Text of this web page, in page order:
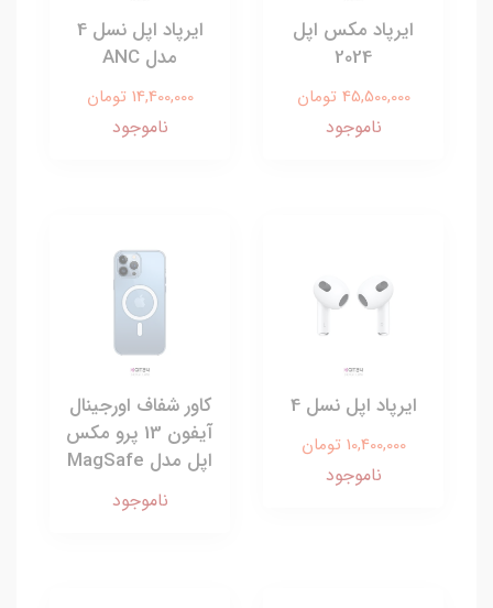
ایرپاد مکس اپل
2024
45,500,000 تومان
ناموجود
ایرپاد اپل نسل 4
مدل ANC
14,400,000 تومان
ناموجود
ایرپاد اپل نسل 4
10,400,000 تومان
ناموجود
کاور شفاف اورجینال
آیفون 13 پرو مکس
اپل مدل MagSafe
ناموجود